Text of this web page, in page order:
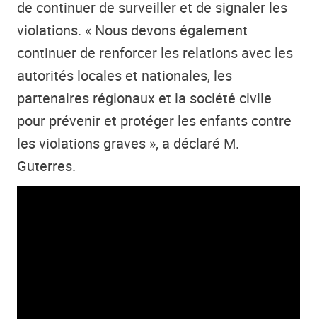
de continuer de surveiller et de signaler les
violations. « Nous devons également
continuer de renforcer les relations avec les
autorités locales et nationales, les
partenaires régionaux et la société civile
pour prévenir et protéger les enfants contre
les violations graves », a déclaré M.
Guterres.